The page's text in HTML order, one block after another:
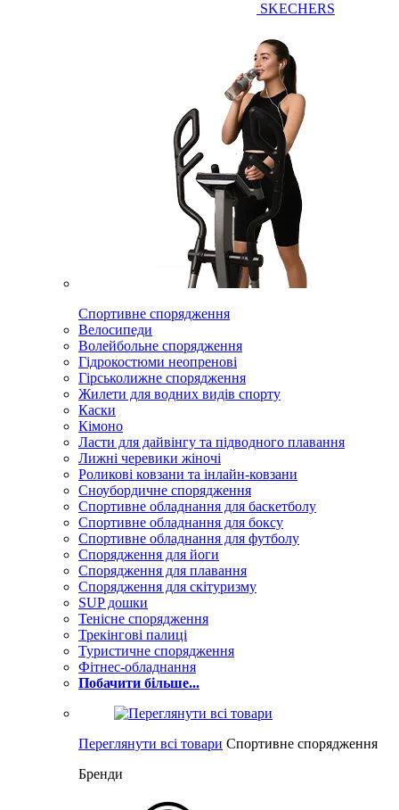
SKECHERS
Спортивне спорядження
Велосипеди
Волейбольне спорядження
Гідрокостюми неопренові
Гірськолижне спорядження
Жилети для водних видів спорту
Каски
Кімоно
Ласти для дайвінгу та підводного плавання
Лижні черевики жіночі
Роликові ковзани та інлайн-ковзани
Сноубордичне спорядження
Спортивне обладнання для баскетболу
Спортивне обладнання для боксу
Спортивне обладнання для футболу
Спорядження для йоги
Спорядження для плавання
Спорядження для скітуризму
SUP дошки
Тенісне спорядження
Трекінгові палиці
Туристичне спорядження
Фітнес-обладнання
Побачити більше...
Переглянути всі товари Спортивне спорядження
Бренди